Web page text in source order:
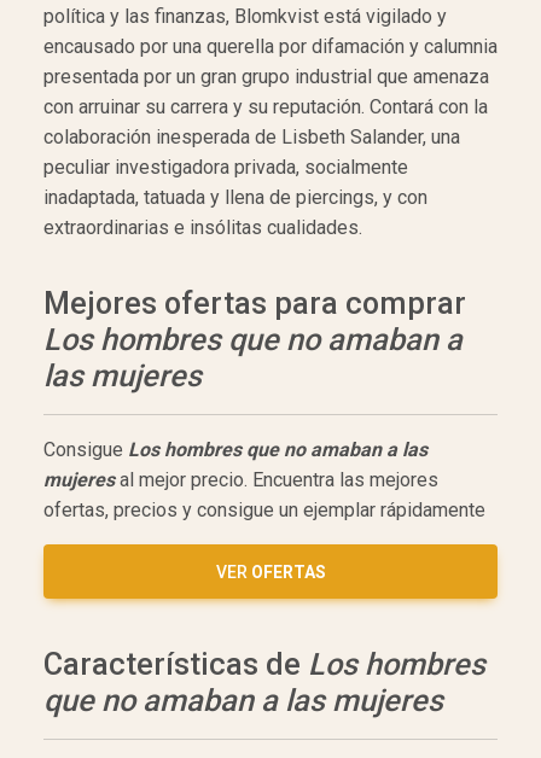
política y las finanzas, Blomkvist está vigilado y
encausado por una querella por difamación y calumnia
presentada por un gran grupo industrial que amenaza
con arruinar su carrera y su reputación. Contará con la
colaboración inesperada de Lisbeth Salander, una
peculiar investigadora privada, socialmente
inadaptada, tatuada y llena de piercings, y con
extraordinarias e insólitas cualidades.
Mejores ofertas para comprar
Los hombres que no amaban a
las mujeres
Consigue Los hombres que no amaban a las
mujeresal mejor precio. Encuentra las mejores
ofertas, precios y consigue un ejemplar rápidamente
VER OFERTAS
Características de Los hombres
que no amaban a las mujeres